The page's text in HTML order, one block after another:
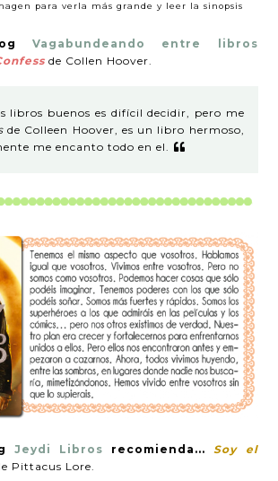
para verla más grande y leer la sinopsis
Vagabundeando entre libros
de Collen Hoover.
libros buenos es difícil decidir, pero me
de Colleen Hoover, es un libro hermoso,
me encanto todo en el.
Jeydi Libros recomienda...Soy el
Pittacus Lore.